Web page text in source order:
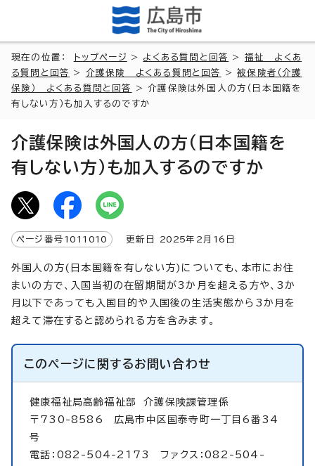
現在の位置： トップページ > よくある質問と回答 > 福祉 よくあ
る質問と回答
> 介護保険 よくある質問と回答 >被保険者（介護
保険） よくある質問と回答
> 介護保険は外国人の方（日本国籍を
有しない方）も加入するのですか
介護保険は外国人の方（日本国籍を
有しない方）も加入するのですか
ページ番号 1011010 更新日 2025年2月 16 日
外国人の方(日本国籍を有しない方)についても、本市にお住
まいの方で、入国当初の在留期間が3か月を超える方や、3か
月以下であっても入国目的や入国後の生活実態から3か月を
超えて滞在すると認められる方を含みます。
このページに関するお問い合わせ
健康福祉局高齢福祉部介護保険課管理係
〒730-8586 広島市中区国泰寺町一丁目6番34
号
電話：082-504-2173 ファクス：082-504-